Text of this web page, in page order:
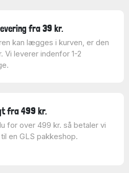
fra 39 kr.
kan lægges i kurven, er den
Vi leverer indenfor 1-2
fra 499 kr.
for over 499 kr. så betaler vi
en GLS pakkeshop.